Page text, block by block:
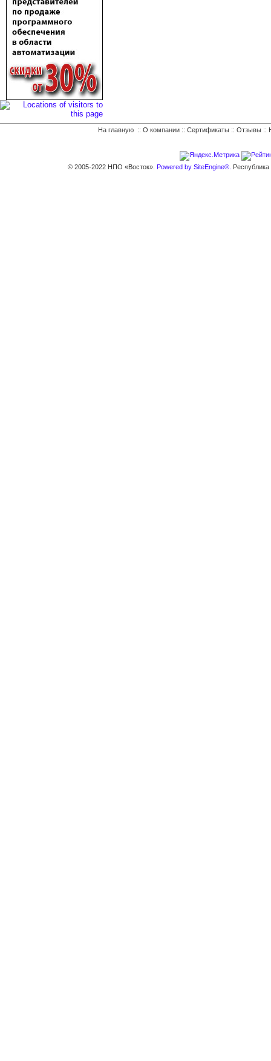
На главную :: О компании :: Сертификаты :: Отзывы ::
© 2005-2022 НПО «Восток». Powered by SiteEngine®.